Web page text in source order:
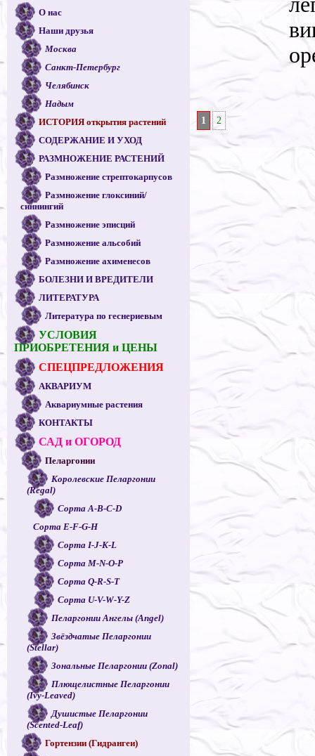
О нас
Наши друзья
Москва
Санкт-Петербург
Челябинск
Надым
ИСТОРИЯ открытия растений
СОДЕРЖАНИЕ И УХОД
РАЗМНОЖЕНИЕ РАСТЕНИЙ
Размножение стрептокарпусов
Размножение глоксиний/
синнингий
Размножение эписций
Размножение альсобий
Размножение ахименесов
БОЛЕЗНИ И ВРЕДИТЕЛИ
ЛИТЕРАТУРА
Литература по геснериевым
УСЛОВИЯ
ПРИОБРЕТЕНИЯ и ЦЕНЫ
СПЕЦПРЕДЛОЖЕНИЯ
АКВАРИУМ
Аквариумные растения
КОНТАКТЫ
САД и ОГОРОД
Пеларгонии
Королевские Пеларгонии
(Regal)
Сорта A-B-C-D
Сорта E-F-G-H
Сорта I-J-K-L
Сорта M-N-O-P
Сорта Q-R-S-T
Сорта U-V-W-Y-Z
Пеларгонии Ангелы (Angel)
Звёздчатые Пеларгонии
(Stellar)
Зональные Пеларгонии (Zonal)
Плющелистные Пеларгонии
(Ivy-Leaved)
Душистые Пеларгонии
(Scented-Leaf)
Гортензии (Гидрангеи)
1 2